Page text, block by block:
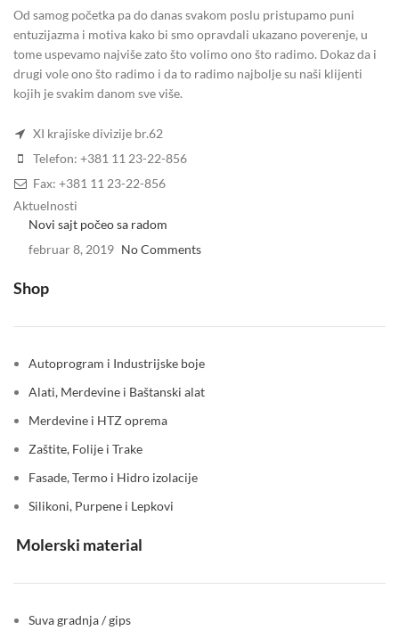
Od samog početka pa do danas svakom poslu pristupamo puni
entuzijazma i motiva kako bi smo opravdali ukazano poverenje, u
tome uspevamo najviše zato što volimo ono što radimo. Dokaz da i
drugi vole ono što radimo i da to radimo najbolje su naši klijenti
kojih je svakim danom sve više.
XI krajiske divizije br.62
Telefon: +381 11 23-22-856
Fax: +381 11 23-22-856
Aktuelnosti
Novi sajt počeo sa radom
februar 8, 2019 No Comments
Shop
Autoprogram i Industrijske boje
Alati, Merdevine i Baštanski alat
Merdevine i HTZ oprema
Zaštite, Folije i Trake
Fasade, Termo i Hidro izolacije
Silikoni, Purpene i Lepkovi
Molerski material
Suva gradnja / gips